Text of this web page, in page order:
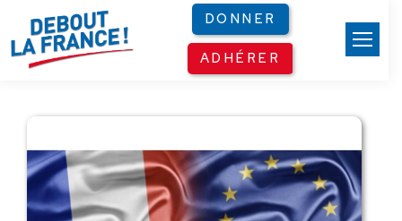
DONNER
ADHÉRER
Panneau de gestion des cookies